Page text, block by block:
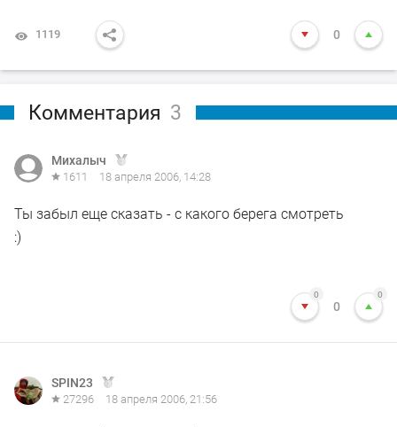
1119 0
Комментария 3
Михалыч
1611 18 апреля 2006, 14:28
Ты забыл еще сказать - с какого берега смотреть
:)
0
0
0
SPIN23
27296 18 апреля 2006, 21:56